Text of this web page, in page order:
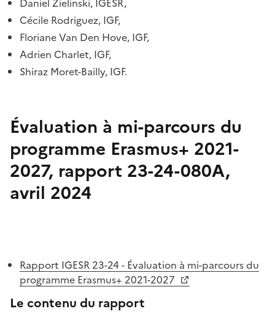
Daniel Zielinski, IGÉSR,
Cécile Rodriguez, IGF,
Floriane Van Den Hove, IGF,
Adrien Charlet, IGF,
Shiraz Moret-Bailly, IGF.
Évaluation à mi-parcours du
programme Erasmus+ 2021-
2027, rapport 23-24-080A,
avril 2024
Rapport IGESR 23-24 - Évaluation à mi-parcours du
programme Erasmus+ 2021-2027
Le contenu du rapport